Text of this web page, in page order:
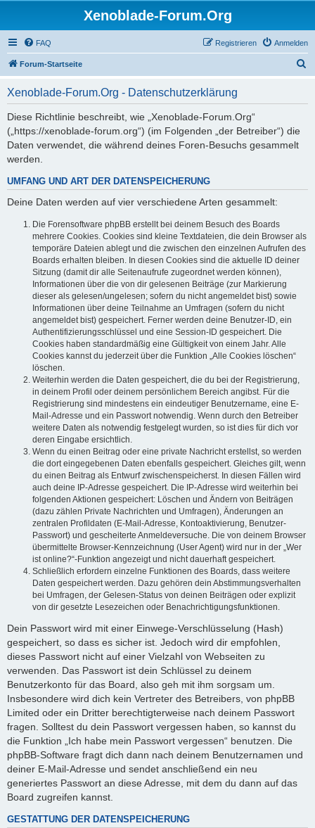
Xenoblade-Forum.Org
FAQ Anmelden
Registrieren
Forum-Startseite
Xenoblade-Forum.Org - Datenschutzerklärung
Diese Richtlinie beschreibt, wie „Xenoblade-Forum.Org“
(„https://xenoblade-forum.org“) (im Folgenden „der Betreiber“) die
Daten verwendet, die während deines Foren-Besuchs gesammelt
werden.
UMFANG UND ART DER DATENSPEICHERUNG
Deine Daten werden auf vier verschiedene Arten gesammelt:
Die Forensoftware phpBB erstellt bei deinem Besuch des Boards
mehrere Cookies. Cookies sind kleine Textdateien, die dein Browser als
temporäre Dateien ablegt und die zwischen den einzelnen Aufrufen des
Boards erhalten bleiben. In diesen Cookies sind die aktuelle ID deiner
Sitzung (damit dir alle Seitenaufrufe zugeordnet werden können),
Informationen über die von dir gelesenen Beiträge (zur Markierung
dieser als gelesen/ungelesen; sofern du nicht angemeldet bist) sowie
Informationen über deine Teilnahme an Umfragen (sofern du nicht
angemeldet bist) gespeichert. Ferner werden deine Benutzer-ID, ein
Authentifizierungsschlüssel und eine Session-ID gespeichert. Die
Cookies haben standardmäßig eine Gültigkeit von einem Jahr. Alle
Cookies kannst du jederzeit über die Funktion „Alle Cookies löschen“
löschen.
Weiterhin werden die Daten gespeichert, die du bei der Registrierung,
in deinem Profil oder deinem persönlichem Bereich angibst. Für die
Registrierung sind mindestens ein eindeutiger Benutzername, eine E-
Mail-Adresse und ein Passwort notwendig. Wenn durch den Betreiber
weitere Daten als notwendig festgelegt wurden, so ist dies für dich vor
deren Eingabe ersichtlich.
Wenn du einen Beitrag oder eine private Nachricht erstellst, so werden
die dort eingegebenen Daten ebenfalls gespeichert. Gleiches gilt, wenn
du einen Beitrag als Entwurf zwischenspeicherst. In diesen Fällen wird
auch deine IP-Adresse gespeichert. Die IP-Adresse wird weiterhin bei
folgenden Aktionen gespeichert: Löschen und Ändern von Beiträgen
(dazu zählen Private Nachrichten und Umfragen), Änderungen an
zentralen Profildaten (E-Mail-Adresse, Kontoaktivierung, Benutzer-
Passwort) und gescheiterte Anmeldeversuche. Die von deinem Browser
übermittelte Browser-Kennzeichnung (User Agent) wird nur in der „Wer
ist online?“-Funktion angezeigt und nicht dauerhaft gespeichert.
Schließlich erfordern einzelne Funktionen des Boards, dass weitere
Daten gespeichert werden. Dazu gehören dein Abstimmungsverhalten
bei Umfragen, der Gelesen-Status von deinen Beiträgen oder explizit
von dir gesetzte Lesezeichen oder Benachrichtigungsfunktionen.
Dein Passwort wird mit einer Einwege-Verschlüsselung (Hash)
gespeichert, so dass es sicher ist. Jedoch wird dir empfohlen,
dieses Passwort nicht auf einer Vielzahl von Webseiten zu
verwenden. Das Passwort ist dein Schlüssel zu deinem
Benutzerkonto für das Board, also geh mit ihm sorgsam um.
Insbesondere wird dich kein Vertreter des Betreibers, von phpBB
Limited oder ein Dritter berechtigterweise nach deinem Passwort
fragen. Solltest du dein Passwort vergessen haben, so kannst du
die Funktion „Ich habe mein Passwort vergessen“ benutzen. Die
phpBB-Software fragt dich dann nach deinem Benutzernamen und
deiner E-Mail-Adresse und sendet anschließend ein neu
generiertes Passwort an diese Adresse, mit dem du dann auf das
Board zugreifen kannst.
GESTATTUNG DER DATENSPEICHERUNG